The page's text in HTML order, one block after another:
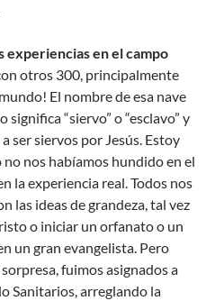
experiencias en el campo
otros 300, principalmente
El nombre de esa nave
“siervo” o “esclavo” y
ser siervos por Jesús. Estoy
nos habíamos hundido en el
la experiencia real. Todos nos
las ideas de grandeza, tal vez
o iniciar un orfanato o un
un gran evangelista. Pero
fuimos asignados a
Sanitarios, arreglando la